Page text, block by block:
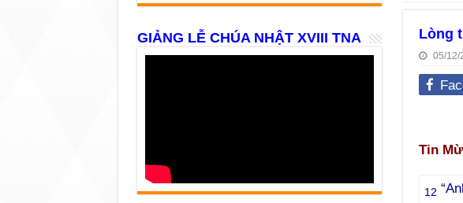
Lòng
05/12/
Tin
12
GIẢNG LỄ CHÚA NHẬT XVIII TNA